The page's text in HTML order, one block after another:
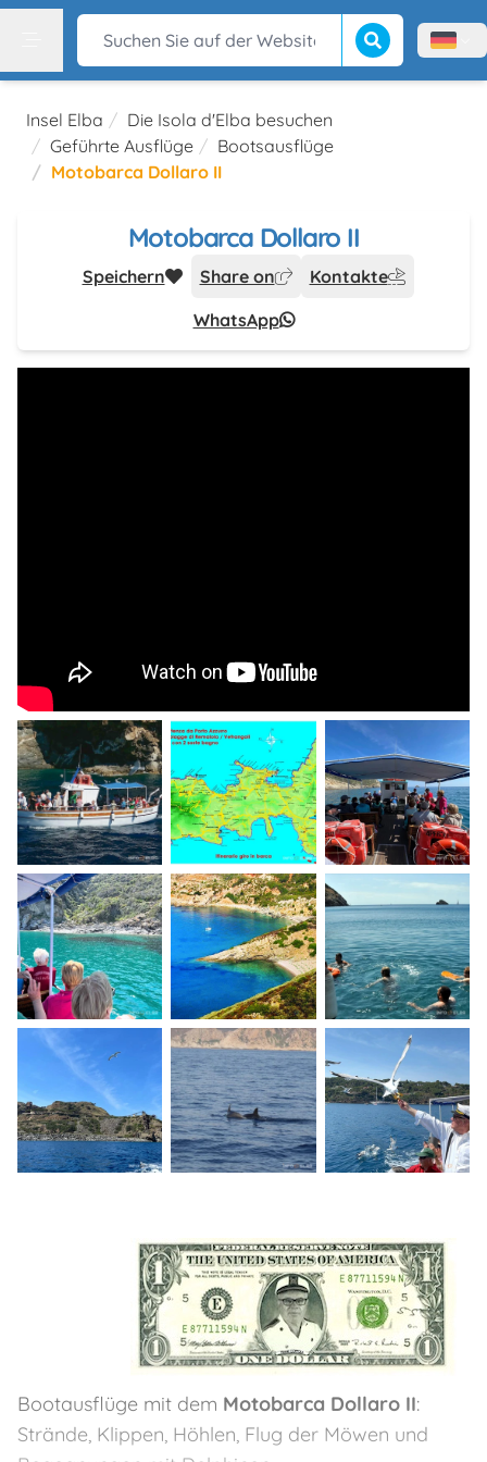
Suchen Sie auf der Website Suche beginnen
Menù
Insel Elba
Die Isola d'Elba besuchen
Geführte Ausflüge
Bootsausflüge
Motobarca Dollaro II
Motobarca Dollaro II
Speichern Share on
Kontakte
WhatsApp
Bootausflüge mit dem Motobarca Dollaro II:
Strände, Klippen, Höhlen, Flug der Möwen und